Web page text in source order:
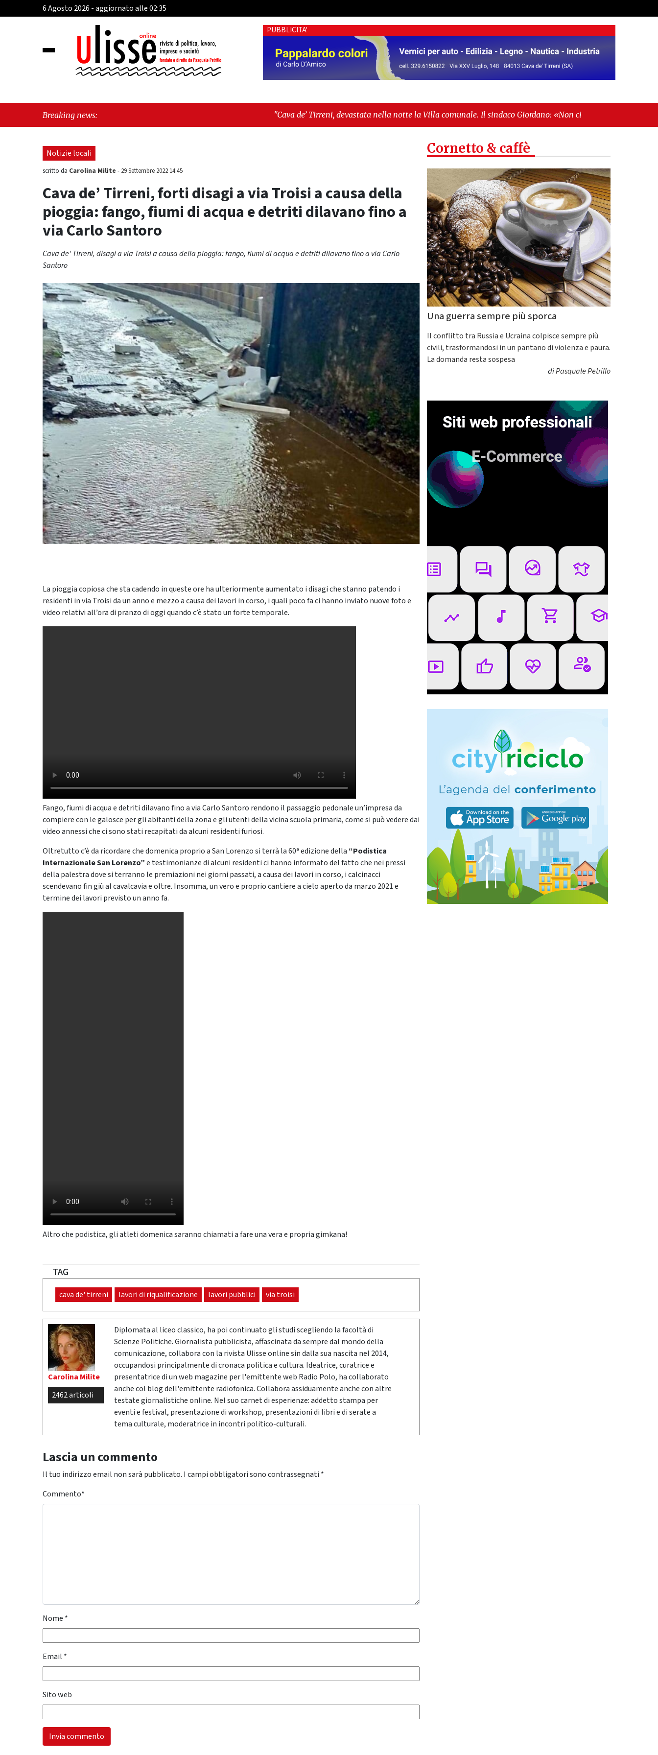
6 Agosto 2026 - aggiornato alle 02:35
PUBBLICITA'
Breaking news: "Cava de’ Tirreni, devastata nella notte la Villa comunale. Il sindaco Giordano: «Non ci fermeremo»" -"Italia sospesa
tra identità, fragilità sociali e pressioni economiche"
Notizie locali
scritto da Carolina Milite - 29 Settembre 2022 14:45
Cava de’ Tirreni, forti disagi a via Troisi a causa della
pioggia: fango, fiumi di acqua e detriti dilavano fino a
via Carlo Santoro
Cava de' Tirreni, disagi a via Troisi a causa della pioggia: fango, fiumi di acqua e detriti dilavano fino a via Carlo
Santoro
La pioggia copiosa che sta cadendo in queste ore ha ulteriormente aumentato i disagi che stanno patendo i
residenti in via Troisi da un anno e mezzo a causa dei lavori in corso, i quali poco fa ci hanno inviato nuove foto e
video relativi all’ora di pranzo di oggi quando c’è stato un forte temporale.
Fango, fiumi di acqua e detriti dilavano fino a via Carlo Santoro rendono il passaggio pedonale un’impresa da
compiere con le galosce per gli abitanti della zona e gli utenti della vicina scuola primaria, come si può vedere dai
video annessi che ci sono stati recapitati da alcuni residenti furiosi.
Oltretutto c’è da ricordare che domenica proprio a San Lorenzo si terrà la 60ª edizione della“Podistica
Internazionale San Lorenzo”e testimonianze di alcuni residenti ci hanno informato del fatto che nei pressi
della palestra dove si terranno le premiazioni nei giorni passati, a causa dei lavori in corso, i calcinacci
scendevano fin giù al cavalcavia e oltre. Insomma, un vero e proprio cantiere a cielo aperto da marzo 2021 e
termine dei lavori previsto un anno fa.
Altro che podistica, gli atleti domenica saranno chiamati a fare una vera e propria gimkana!
TAG
cava de' tirreni lavori di riqualificazione lavori pubblici via troisi
Carolina Milite
2462 articoli
Diplomata al liceo classico, ha poi continuato gli studi scegliendo la facoltà di
Scienze Politiche. Giornalista pubblicista, affascinata da sempre dal mondo della
comunicazione, collabora con la rivista Ulisse online sin dalla sua nascita nel 2014,
occupandosi principalmente di cronaca politica e cultura. Ideatrice, curatrice e
presentatrice di un web magazine per l'emittente web Radio Polo, ha collaborato
anche col blog dell'emittente radiofonica. Collabora assiduamente anche con altre
testate giornalistiche online. Nel suo carnet di esperienze: addetto stampa per
eventi e festival, presentazione di workshop, presentazioni di libri e di serate a
tema culturale, moderatrice in incontri politico-culturali.
Lascia un commento
Il tuo indirizzo email non sarà pubblicato. I campi obbligatori sono contrassegnati *
Commento*
Nome *
Email *
Sito web
Cornetto & caffè
Una guerra sempre più sporca
Il conflitto tra Russia e Ucraina colpisce sempre più
civili, trasformandosi in un pantano di violenza e paura.
La domanda resta sospesa
diPasquale Petrillo